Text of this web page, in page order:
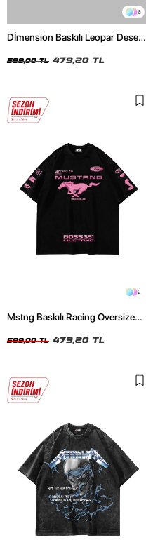
6
Dİmension Baskılı Leopar Desenli
Tshirt
599,00 TL 479,20 TL
2
Mstng Baskılı Racing Oversize
599,00 TL 479,20 TL